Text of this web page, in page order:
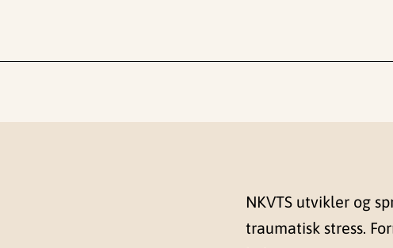
NKVTS utvikler og
traumatisk stress.